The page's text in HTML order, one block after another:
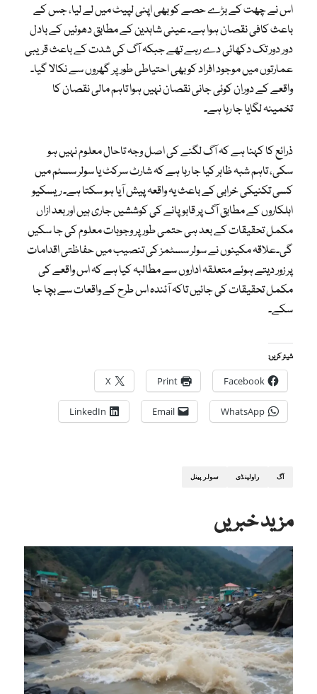
اس نے چھت کے بڑے حصے کو بھی اپنی لپیٹ میں لے لیا، جس کے
باعث کافی نقصان ہوا ہے۔ عینی شاہدین کے مطابق دھوئیں کے بادل
دور دور تک دکھائی دے رہے تھے جبکہ آگ کی شدت کے باعث قریبی
عمارتوں میں موجود افراد کو بھی احتیاطی طور پر گھروں سے نکالا گیا۔
واقعے کے دوران کوئی جانی نقصان نہیں ہوا تاہم مالی نقصان کا
تخمینہ لگایا جا رہا ہے۔
ذرائع کا کہنا ہے کہ آگ لگنے کی اصل وجہ تاحال معلوم نہیں ہو
سکی، تاہم شبہ ظاہر کیا جا رہا ہے کہ شارٹ سرکٹ یا سولر سسٹم میں
کسی تکنیکی خرابی کے باعث یہ واقعہ پیش آیا ہو سکتا ہے۔ ریسکیو
اہلکاروں کے مطابق آگ پر قابو پانے کی کوششیں جاری ہیں اور بعد ازاں
مکمل تحقیقات کے بعد ہی حتمی طور پر وجوہات معلوم کی جا سکیں
گی۔علاقہ مکینوں نے سولر سسٹمز کی تنصیب میں حفاظتی اقدامات
پر زور دیتے ہوئے متعلقہ اداروں سے مطالبہ کیا ہے کہ اس واقعے کی
مکمل تحقیقات کی جائیں تاکہ آئندہ اس طرح کے واقعات سے بچا جا
سکے۔
شیئر کریں:
Facebook
Print
X
WhatsApp
Email
LinkedIn
آگ راولپنڈی سولر پینل
مزید خبریں